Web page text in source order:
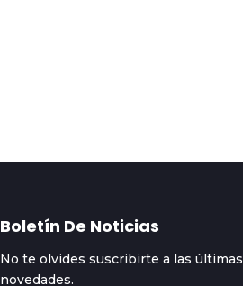
Boletín De Noticias
No te olvides suscribirte a las últimas
novedades.